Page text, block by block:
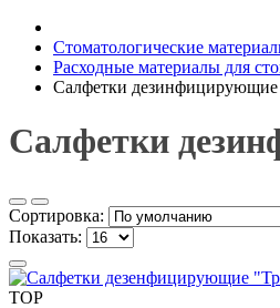
Стоматологические
Расходные материалы для
Салфетки дезинфицирующие
Салфетки
Сортировка:
Показать:
TOP